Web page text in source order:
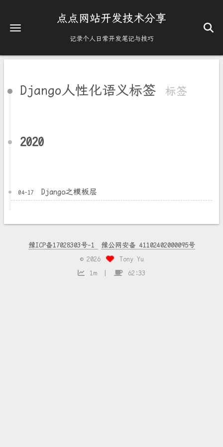
点点网站开发技术分享
记录个人日常开发笔记与技巧
Django人性化语义标签 标签
2020
04-17 Django之模板层
豫ICP备17028303号-1
豫公网安备 41102402000095号
© 2026
Tony Yu
1m
62:33